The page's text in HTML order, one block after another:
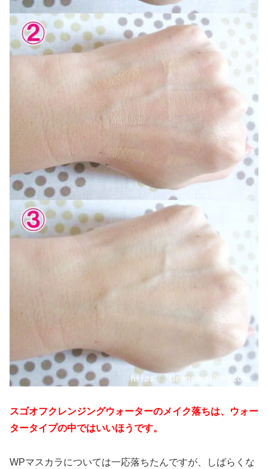
スゴオフクレンジングウォーターのメイク落ちは、ウォー
タータイプの中ではいいほうです。
WPマスカラについては一応落ちたんですが、しばらくな